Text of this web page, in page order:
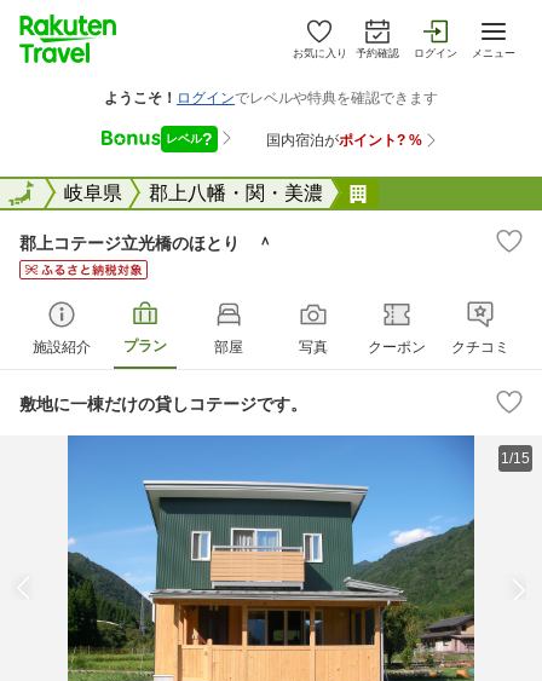
お気に入り 予約確認 ログイン メニュー
全国岐阜県 郡上八幡・関・美濃
全国
郡上コテージ立光橋のほとり ＾
施設紹介 プラン 部屋 写真 クーポン クチコミ
敷地に一棟だけの貸しコテージです。
1/15